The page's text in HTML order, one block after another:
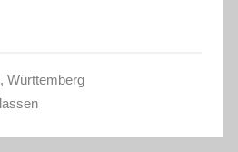
, Württemberg